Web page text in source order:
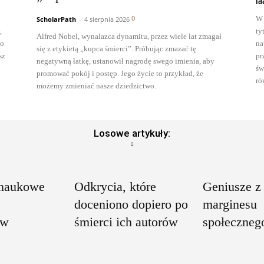
ScholarPath - 4 sierpnia 2026 0
Alfred Nobel, wynalazca dynamitu, przez wiele lat zmagał
się z etykietą „kupca śmierci”. Próbując zmazać tę
negatywną łatkę, ustanowił nagrodę swego imienia, aby
promować pokój i postęp. Jego życie to przykład, że
możemy zmieniać nasze dziedzictwo.
W
Losowe artykuły:
Odkrycia, które
doceniono dopiero po
śmierci ich autorów
Geniusze z
marginesu